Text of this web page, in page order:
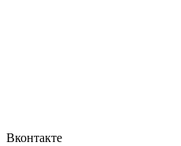
Вконтакте